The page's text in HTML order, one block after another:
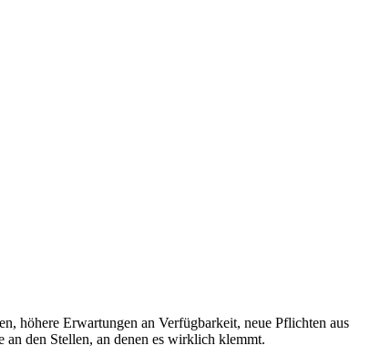
höhere Erwartungen an Verfügbarkeit, neue Pflichten aus
den Stellen, an denen es wirklich klemmt.